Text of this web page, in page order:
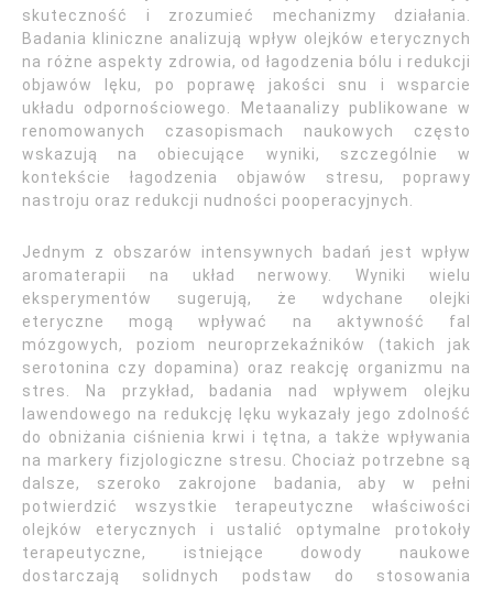
skuteczność i zrozumieć mechanizmy działania.
Badania kliniczne analizują wpływ olejków eterycznych
na różne aspekty zdrowia, od łagodzenia bólu i redukcji
objawów lęku, po poprawę jakości snu i wsparcie
układu odpornościowego. Metaanalizy publikowane w
renomowanych czasopismach naukowych często
wskazują na obiecujące wyniki, szczególnie w
kontekście łagodzenia objawów stresu, poprawy
nastroju oraz redukcji nudności pooperacyjnych.
Jednym z obszarów intensywnych badań jest wpływ
aromaterapii na układ nerwowy. Wyniki wielu
eksperymentów sugerują, że wdychane olejki
eteryczne mogą wpływać na aktywność fal
mózgowych, poziom neuroprzekaźników (takich jak
serotonina czy dopamina) oraz reakcję organizmu na
stres. Na przykład, badania nad wpływem olejku
lawendowego na redukcję lęku wykazały jego zdolność
do obniżania ciśnienia krwi i tętna, a także wpływania
na markery fizjologiczne stresu. Chociaż potrzebne są
dalsze, szeroko zakrojone badania, aby w pełni
potwierdzić wszystkie terapeutyczne właściwości
olejków eterycznych i ustalić optymalne protokoły
terapeutyczne, istniejące dowody naukowe
dostarczają solidnych podstaw do stosowania